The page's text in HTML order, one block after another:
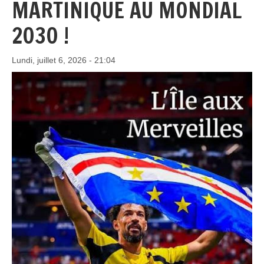
MARTINIQUE AU MONDIAL
2030 !
Lundi, juillet 6, 2026 - 21:04